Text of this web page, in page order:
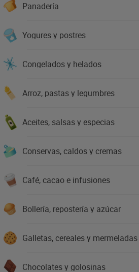
Panadería
Yogures y postres
Congelados y helados
Arroz, pastas y legumbres
Aceites, salsas y especias
Conservas, caldos y cremas
Café, cacao e infusiones
Bollería, repostería y azúcar
Galletas, cereales y mermeladas
Chocolates y golosinas